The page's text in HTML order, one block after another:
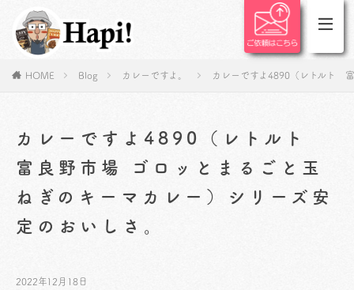
HOME Blog カレーですよ。 カレーですよ4890（レトルト
カレーですよ4890（レトルト
富良野市場 ゴロッとまるごと玉
ねぎのキーマカレー）シリーズ安
定のおいしさ。
2022年12月18日